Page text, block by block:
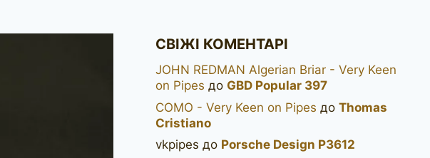
СВІЖІ КОМЕНТАРІ
JOHN REDMAN Algerian Briar - Very Keen
on Pipes до GBD Popular 397
COMO - Very Keen on Pipes до Thomas
Cristiano
vkpipes до Porsche Design P3612